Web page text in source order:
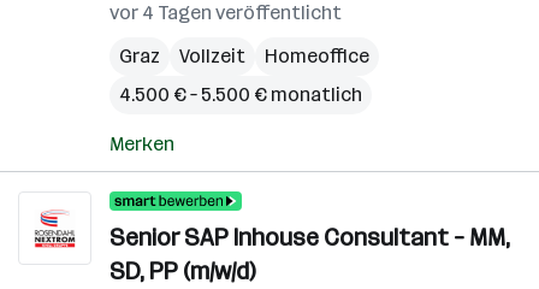
vor 4 Tagen veröffentlicht
Graz
Vollzeit
Homeoffice
4.500 € – 5.500 € monatlich
Merken
Senior SAP Inhouse Consultant – MM,
SD, PP (m/w/d)